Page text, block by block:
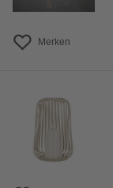
Merken